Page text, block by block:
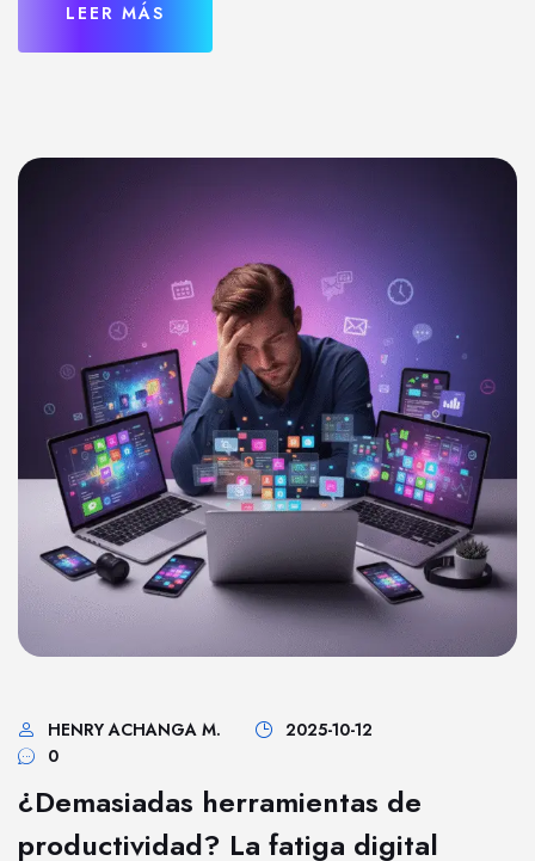
LEER MÁS
HENRY ACHANGA M.
2025-10-12
0
¿Demasiadas herramientas de
productividad? La fatiga digital